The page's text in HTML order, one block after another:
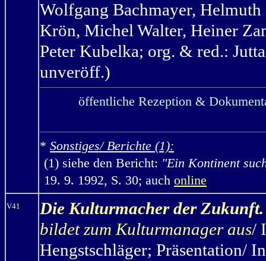
Wolfgang Bachmayer,
Krön, Michel Walter, Heiner
Peter Kubelka; org. & red.:
unveröff.)
öffentliche Rezeption &
* Sonstiges/ Berichte (1):
(1) siehe den Bericht: "Ein Kontinent
19. 9. 1992, S. 30; auch online
V41 Die Kulturmacher der Zukunft.
bildet zum Kulturmanager aus/
Hengstschläger; Präsentation/